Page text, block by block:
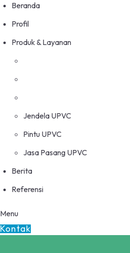
Beranda
Profil
Produk & Layanan
Jendela UPVC
Pintu UPVC
Jasa Pasang UPVC
Berita
Referensi
Menu
Kontak